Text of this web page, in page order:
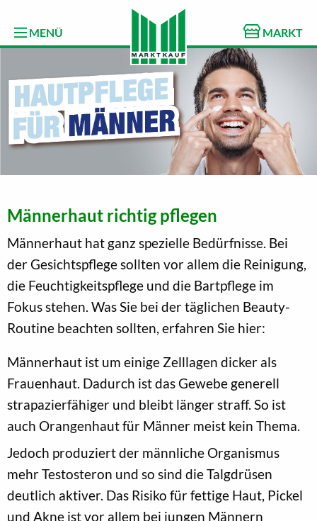
MENÜ MARKT
Männerhaut richtig pflegen
Männerhaut hat ganz spezielle Bedürfnisse. Bei
der Gesichtspflege sollten vor allem die Reinigung,
die Feuchtigkeitspflege und die Bartpflege im
Fokus stehen. Was Sie bei der täglichen Beauty-
Routine beachten sollten, erfahren Sie hier:
Männerhaut ist um einige Zelllagen dicker als
Frauenhaut. Dadurch ist das Gewebe generell
strapazierfähiger und bleibt länger straff. So ist
auch Orangenhaut für Männer meist kein Thema.
Jedoch produziert der männliche Organismus
mehr Testosteron und so sind die Talgdrüsen
deutlich aktiver. Das Risiko für fettige Haut, Pickel
und Akne ist vor allem bei jungen Männern